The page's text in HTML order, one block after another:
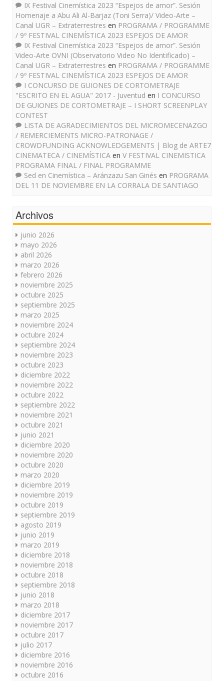
IX Festival Cinemística 2023 “Espejos de amor”. Sesión
Homenaje a Abu Ali Al-Barjaz (Toni Serra)/ Video-Arte –
Canal UGR – Extraterrestres en PROGRAMA / PROGRAMME
/ 9º FESTIVAL CINEMÍSTICA 2023 ESPEJOS DE AMOR
IX Festival Cinemística 2023 “Espejos de amor”. Sesión
Video-Arte OVNI (Observatorio Video No Identificado) –
Canal UGR – Extraterrestres en PROGRAMA / PROGRAMME
/ 9º FESTIVAL CINEMÍSTICA 2023 ESPEJOS DE AMOR
I CONCURSO DE GUIONES DE CORTOMETRAJE
"ESCRITO EN EL AGUA" 2017 - Juventud en I CONCURSO
DE GUIONES DE CORTOMETRAJE – I SHORT SCREENPLAY
CONTEST
LISTA DE AGRADECIMIENTOS DEL MICROMECENAZGO
/ REMERCIEMENTS MICRO-PATRONAGE /
CROWDFUNDING ACKNOWLEDGEMENTS | Blog de ARTE7
CINEMATECA / CINEMÍSTICA en V FESTIVAL CINEMISTICA
PROGRAMA FINAL / FINAL PROGRAMME
Sed en Cinemística – Aránzazu San Ginés en PROGRAMA
DEL 11 DE NOVIEMBRE EN LA CORRALA DE SANTIAGO
Archivos
junio 2026
mayo 2026
abril 2026
marzo 2026
febrero 2026
noviembre 2025
octubre 2025
septiembre 2025
marzo 2025
noviembre 2024
octubre 2024
septiembre 2024
noviembre 2023
octubre 2023
diciembre 2022
noviembre 2022
octubre 2022
septiembre 2022
noviembre 2021
octubre 2021
junio 2021
diciembre 2020
noviembre 2020
octubre 2020
marzo 2020
diciembre 2019
noviembre 2019
octubre 2019
septiembre 2019
agosto 2019
junio 2019
marzo 2019
diciembre 2018
noviembre 2018
octubre 2018
septiembre 2018
junio 2018
marzo 2018
diciembre 2017
noviembre 2017
octubre 2017
julio 2017
diciembre 2016
noviembre 2016
octubre 2016